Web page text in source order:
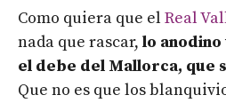
Como quiera que el Real
nada que rascar, lo
el debe del Mallorca, que
Que no es que los